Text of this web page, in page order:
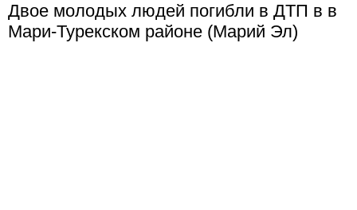
Двое молодых людей погибли в ДТП в в
Мари-Турекском районе (Марий Эл)